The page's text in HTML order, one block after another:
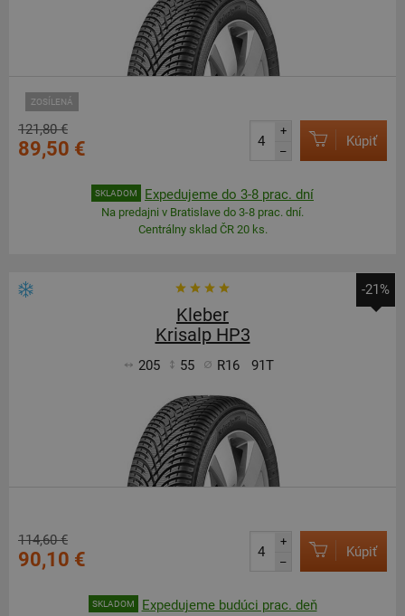
ZOSÍLENÁ
121,80 €
89,50 €
+
–
Kúpiť
SKLADOM Expedujeme do 3-8 prac. dní
Na predajni v Bratislave do 3-8 prac. dní.
Centrálny sklad ČR 20 ks.
-21%
Kleber
Krisalp HP3
205 55 R16 91T
114,60 €
90,10 €
+
–
Kúpiť
SKLADOM Expedujeme budúci prac. deň